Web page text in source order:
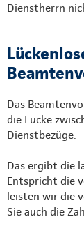
Dienstherrn
Das
die Lücke
Dienstbezüge.
Das ergibt die
Entspricht die
leisten wir die
Sie auch die